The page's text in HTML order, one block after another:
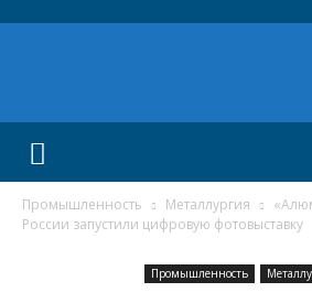
Промышленность Металлургия
России запустили цифровую фотовыставку
Промышленность